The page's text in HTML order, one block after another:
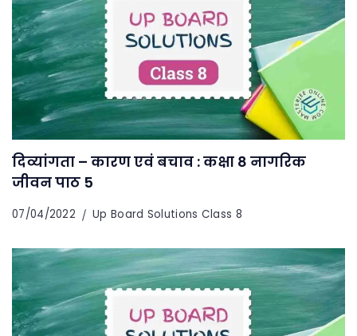
दिव्यांगता – कारण एवं बचाव : कक्षा 8 नागरिक
जीवन पाठ 5
07/04/2022 Up Board Solutions Class 8